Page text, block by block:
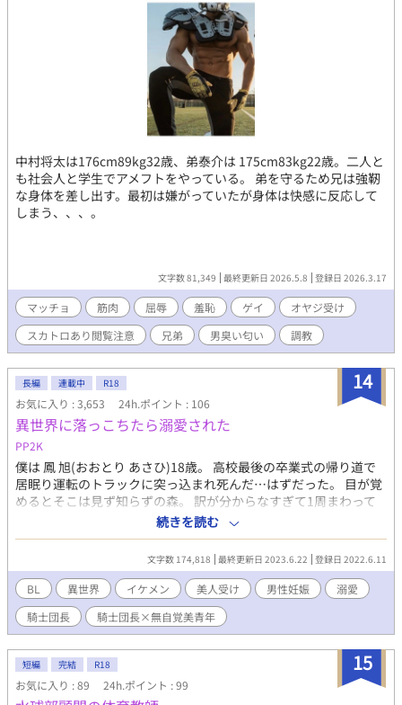
同時連載中です。 対抗戦付近のクインシー視点がたっぷり読めま
す！ エイダンとセルジュのスピンオフ「のんびり屋の熊獣人は、
ツンデレ猫獣人を可愛がりたくてしょうがない」もよろしくお願
いします。 11/27 スピンオフ完結しました！ 11/30本編完結済
み、番外編を投稿中！ 2024/2/11第四章開始しました。
2024/2/13書籍発行となりました！
中村将太は176cm89kg32歳、弟泰介は 175cm83kg22歳。二人と
も社会人と学生でアメフトをやっている。 弟を守るため兄は強靭
な身体を差し出す。最初は嫌がっていたが身体は快感に反応して
しまう、、、。
文字数 81,349 最終更新日 2026.5.8 登録日 2026.3.17
マッチョ 筋肉 屈辱 羞恥 ゲイ
オヤジ受け
スカトロあり閲覧注意
兄弟 男臭い匂い 調教
14
長編 連載中 R18
お気に入り : 3,653 24h.ポイント : 106
異世界に落っこちたら溺愛された
PP2K
僕は 鳳 旭(おおとり あさひ)18歳。 高校最後の卒業式の帰り道で
居眠り運転のトラックに突っ込まれ死んだ…はずだった。 目が覚
めるとそこは見ず知らずの森。 訳が分からなすぎて1周まわって
なんか冷静になっている自分がいる。 このままここに居てもなに
も始まらないと思い僕は歩き出そうと思っていたら…。 ｢ガルル
ルゥ…｣ ｢あ、これ死んだ…｣ 目の前にはヨダレをだらだら垂らし
た腕が4本あるバカでかいツノの生えた熊がいた。 死を覚悟して
目をギュッと閉じたら…！？ 騎士団長×異世界人の溺愛BLストー
リー 文武両道、家柄よし・顔よし・性格よしの パーフェクト団長
ちょっと抜けてるお人好し流され系異世界人 ⚠️男性妊娠できる世
界線️ 初投稿で拙い文章ですがお付き合い下さい ゆっくり投稿して
いきます。誤字脱字ご了承くださいm(*_ _)m
続きを読む
文字数 174,818 最終更新日 2023.6.22 登録日 2022.6.11
BL 異世界 イケメン 美人受け 男性妊娠
溺愛
騎士団長
騎士団長×無自覚美青年
15
短編 完結 R18
お気に入り : 89 24h.ポイント : 99